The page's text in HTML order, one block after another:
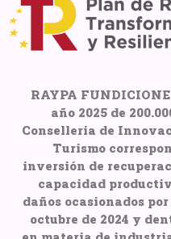
RAYPA
año 2025 de
Conselleria de
Turismo
inversión de
capacidad
daños ocasionados
octubre de 2024 y